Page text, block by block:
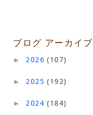
ブログ アーカイブ
► 2026(107)
► 2025(192)
► 2024(184)